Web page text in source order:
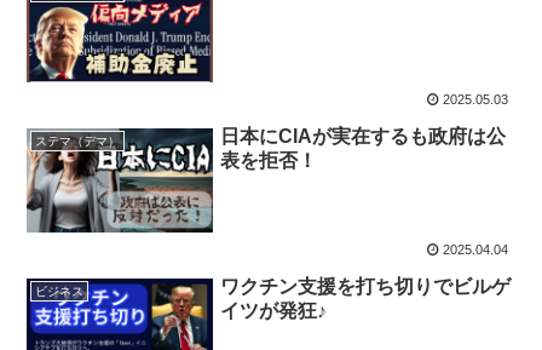
2025.05.03
ステマ（デマ）
日本にCIAが実在するも政府は公
表を拒否！
2025.04.04
ビジネス
ワクチン支援を打ち切りでビルゲ
イツが発狂♪